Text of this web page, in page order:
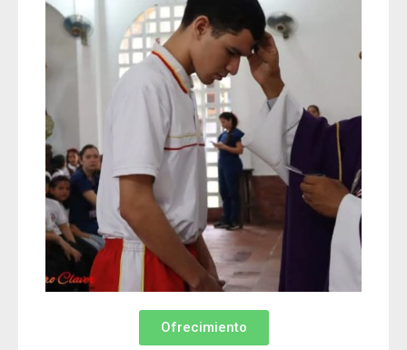
Ofrecimiento